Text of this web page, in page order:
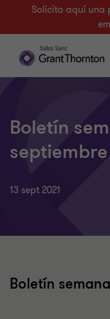
Solicita aquí una
Boletín
septiembre
13 sept 2021
Boletín